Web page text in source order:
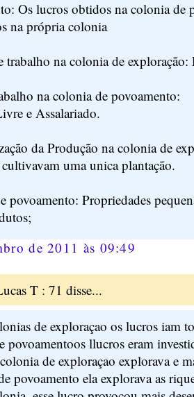
Os lucros obtidos na colonia de
na própria colonia
na colonia de exploração:
na colonia de povoamento:
e Assalariado.
da Produção na colonia de
cultivavam uma unica plantação.
povoamento: Propriedades
de 2011 às 09:49
T : 71 disse...
de exploraçao os lucros iam
povoamentoos llucros eram
de exploraçao explorava e
povoamento ela explorava as